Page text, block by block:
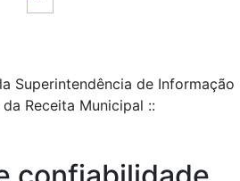
Superintendência de Informação
Receita Municipal ::